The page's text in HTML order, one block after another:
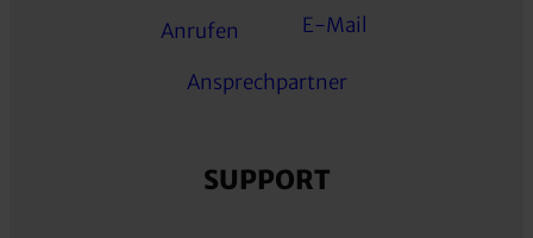
Anrufen E-Mail
Ansprechpartner
SUPPORT